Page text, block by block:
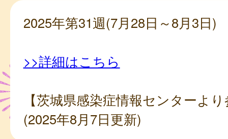
2025年第31週(7月28日～8月3日)
>>詳細はこちら
【茨城県感染症情報センターよ
(2025年8月7日更新)